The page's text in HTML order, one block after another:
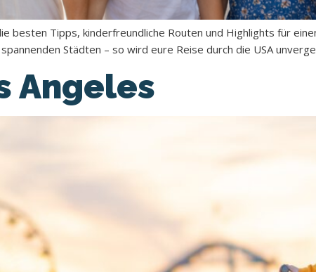
besten Tipps, kinderfreundliche Routen und Highlights für
Städten – so wird eure Reise durch die USA
Angeles